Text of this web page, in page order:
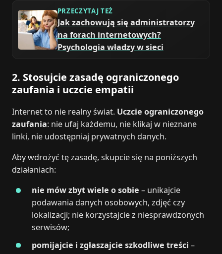
PRZECZYTAJ TEŻ
Jak zachowują się administratorzy
na forach internetowych?
Psychologia władzy w sieci
2. Stosujcie zasadę ograniczonego
zaufania i uczcie empatii
Internet to nie realny świat. Uczcie ograniczonego
zaufania: nie ufaj każdemu, nie klikaj w nieznane
linki, nie udostępniaj prywatnych danych.
Aby wdrożyć tę zasadę, skupcie się na poniższych
działaniach:
nie mów zbyt wiele o sobie – unikajcie
podawania danych osobowych, zdjęć czy
lokalizacji; nie korzystajcie z niesprawdzonych
serwisów;
pomijajcie i zgłaszajcie szkodliwe treści –